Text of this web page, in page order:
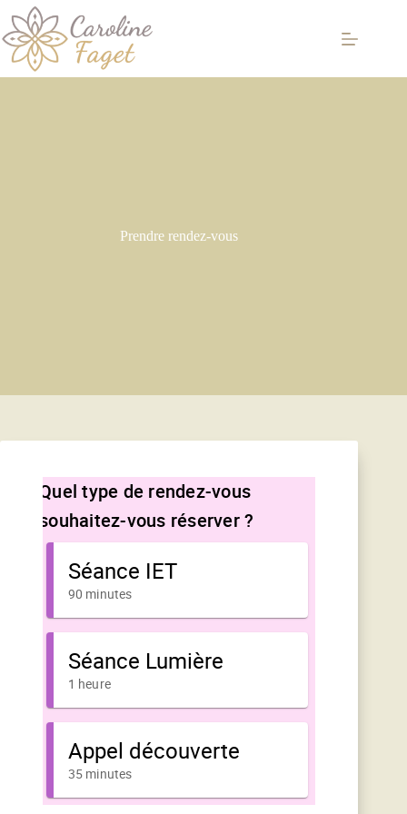
Prendre rendez-vous